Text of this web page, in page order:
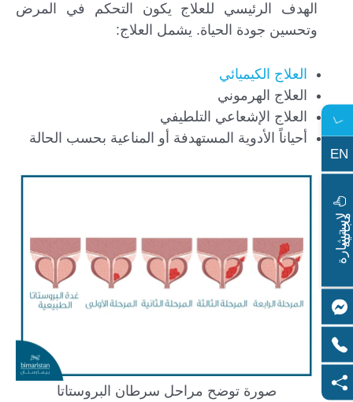
الهدف الرئيسي للعلاج يكون التحكم في المرض
وتحسين جودة الحياة. يشمل العلاج:
العلاج الكيميائي
العلاج الهرموني
العلاج الإشعاعي التلطيفي
أحياناً الأدوية المستهدفة أو المناعية بحسب الحالة
صورة توضح مراحل سرطان البروستاتا
EN
ل
ا
س
ت
ش
ا
ر
ة
م
ج
ا
ن
ي
ة